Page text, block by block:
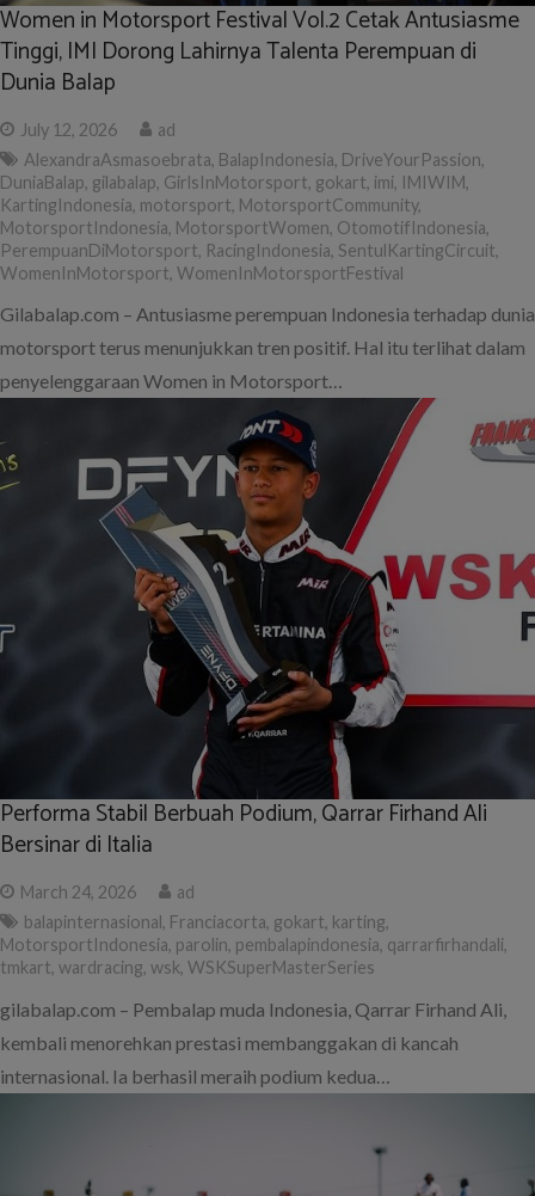
Women in Motorsport Festival Vol.2 Cetak Antusiasme
Tinggi, IMI Dorong Lahirnya Talenta Perempuan di
Dunia Balap
July 12, 2026
ad
AlexandraAsmasoebrata, BalapIndonesia, DriveYourPassion,
DuniaBalap, gilabalap, GirlsInMotorsport, gokart, imi, IMIWIM,
KartingIndonesia, motorsport, MotorsportCommunity,
MotorsportIndonesia, MotorsportWomen, OtomotifIndonesia,
PerempuanDiMotorsport, RacingIndonesia, SentulKartingCircuit,
WomenInMotorsport, WomenInMotorsportFestival
Gilabalap.com – Antusiasme perempuan Indonesia terhadap dunia
motorsport terus menunjukkan tren positif. Hal itu terlihat dalam
penyelenggaraan Women in Motorsport…
Performa Stabil Berbuah Podium, Qarrar Firhand Ali
Bersinar di Italia
March 24, 2026
ad
balapinternasional, Franciacorta, gokart, karting,
MotorsportIndonesia, parolin, pembalapindonesia, qarrarfirhandali,
tmkart, wardracing, wsk, WSKSuperMasterSeries
gilabalap.com – Pembalap muda Indonesia, Qarrar Firhand Ali,
kembali menorehkan prestasi membanggakan di kancah
internasional. Ia berhasil meraih podium kedua…